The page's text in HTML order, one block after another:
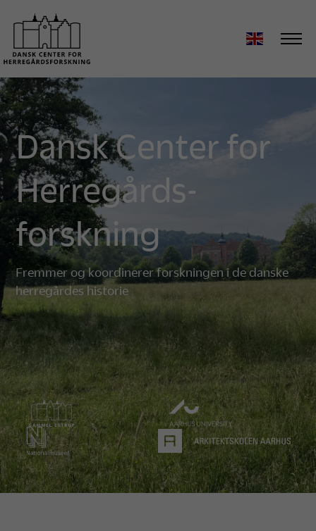
Dansk Center for
Herregårds­
forskning
Fremmer og koordinerer forskningen i de danske
herregårdes historie